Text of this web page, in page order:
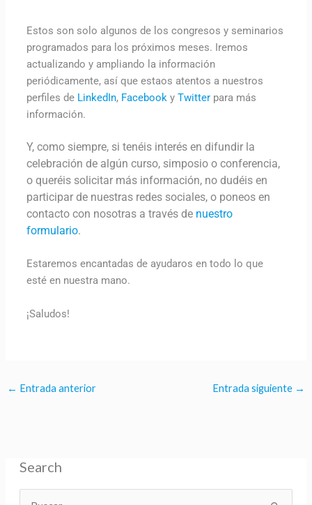
Estos son solo algunos de los congresos y seminarios
programados para los próximos meses. Iremos
actualizando y ampliando la información
periódicamente, así que estaos atentos a nuestros
perfiles de LinkedIn, Facebooky Twitterpara más
información.
Y, como siempre, si tenéis interés en difundir la
celebración de algún curso, simposio o conferencia,
o queréis solicitar más información, no dudéis en
participar de nuestras redes sociales, o poneos en
contacto con nosotras a través de nuestro
formulario.
Estaremos encantadas de ayudaros en todo lo que
esté en nuestra mano.
¡Saludos!
← Entrada anterior Entrada siguiente →
Search